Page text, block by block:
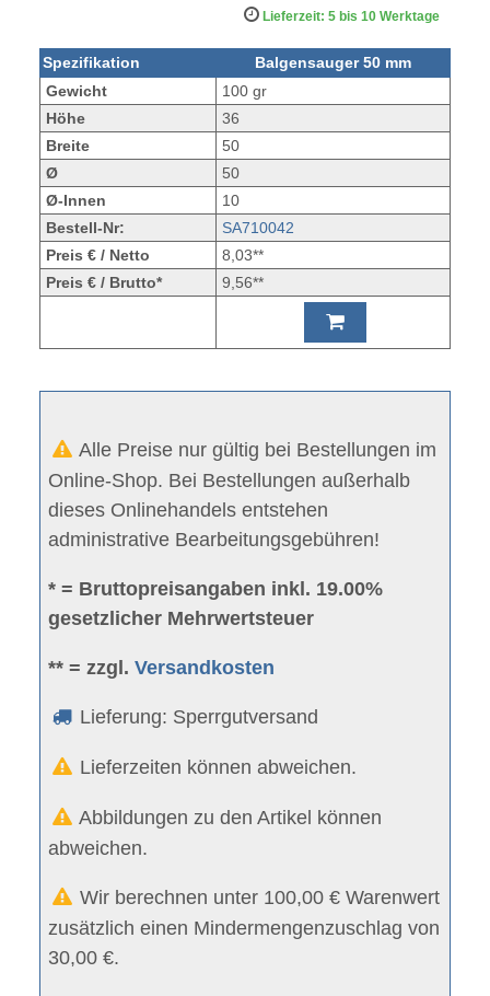
Lieferzeit: 5 bis 10 Werktage
Spezifikation
Balgensauger 50 mm
Gewicht
100 gr
Höhe
36
Breite
50
Ø
50
Ø-Innen
10
Bestell-Nr:
SA710042
Preis € / Netto
8,03**
Preis € / Brutto*
9,56**
Alle Preise nur gültig bei Bestellungen im
Online-Shop. Bei Bestellungen außerhalb
dieses Onlinehandels entstehen
administrative Bearbeitungsgebühren!
* = Bruttopreisangaben inkl. 19.00%
gesetzlicher Mehrwertsteuer
** = zzgl.Versandkosten
Lieferung: Sperrgutversand
Lieferzeiten können abweichen.
Abbildungen zu den Artikel können
abweichen.
Wir berechnen unter 100,00 € Warenwert
zusätzlich einen Mindermengenzuschlag von
30,00 €.